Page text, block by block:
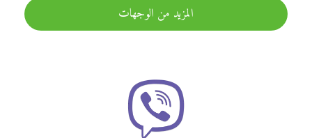
المزيد من الوجهات